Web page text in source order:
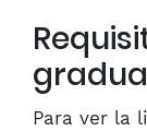
Para ver la